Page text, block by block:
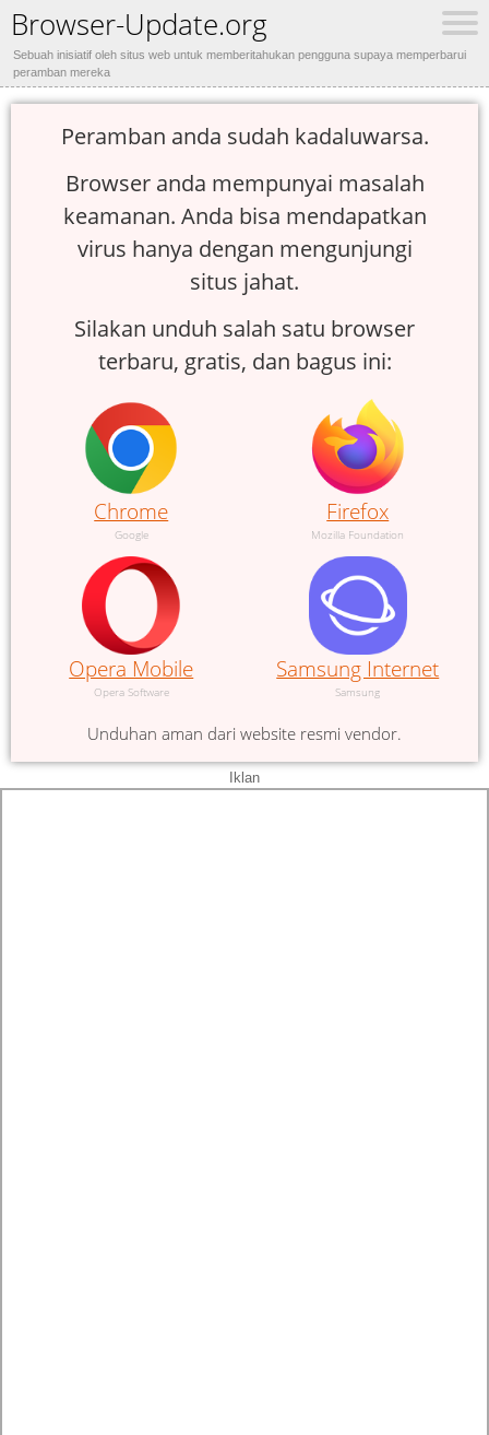
Browser-Update.org
Sebuah inisiatif oleh situs web untuk memberitahukan pengguna supaya memperbarui
peramban mereka
Peramban anda sudah kadaluwarsa.
Browser anda mempunyai masalah
keamanan. Anda bisa mendapatkan
virus hanya dengan mengunjungi
situs jahat.
Silakan unduh salah satu browser
terbaru, gratis, dan bagus ini:
Chrome
Google
Firefox
Mozilla Foundation
Opera Mobile
Opera Software
Samsung Internet
Samsung
Unduhan aman dari website resmi vendor.
Iklan